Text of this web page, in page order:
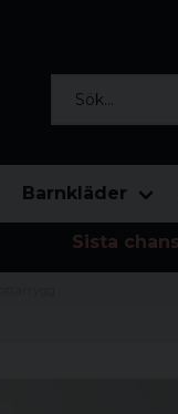
Barnkläder
Sista